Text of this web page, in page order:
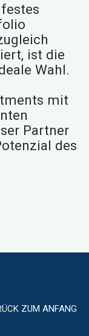
ist die
Wahl.
mit
Partner
des
ZUM ANFANG